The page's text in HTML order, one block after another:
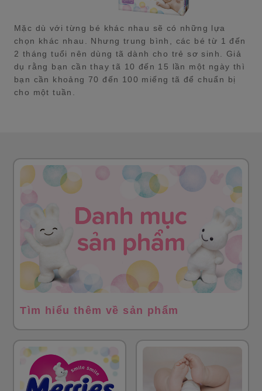
Mặc dù với từng bé khác nhau sẽ có những lựa
chọn khác nhau. Nhưng trung bình, các bé từ 1 đến
2 tháng tuổi nên dùng tã dành cho trẻ sơ sinh. Giả
dụ rằng bạn cần thay tã 10 đến 15 lần một ngày thì
bạn cần khoảng 70 đến 100 miếng tã để chuẩn bị
cho một tuần.
Tìm hiểu thêm về sản phẩm